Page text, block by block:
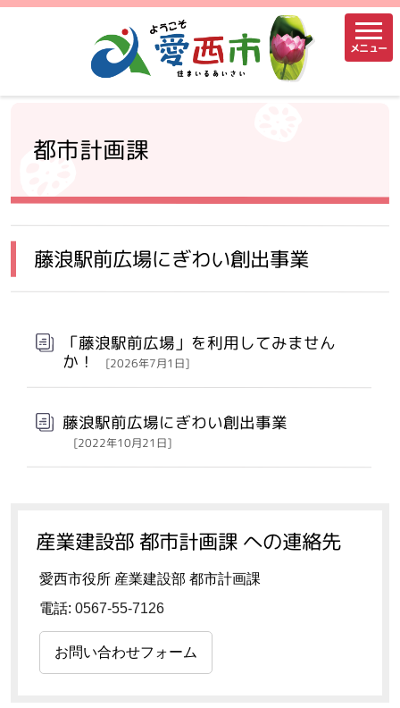
メニュー
都市計画課
藤浪駅前広場にぎわい創出事業
「藤浪駅前広場」を利用してみません
か！ [2026年7月1日]
藤浪駅前広場にぎわい創出事業
[2022年10月21日]
産業建設部 都市計画課 への連絡先
愛西市役所 産業建設部 都市計画課
電話: 0567-55-7126
お問い合わせフォーム